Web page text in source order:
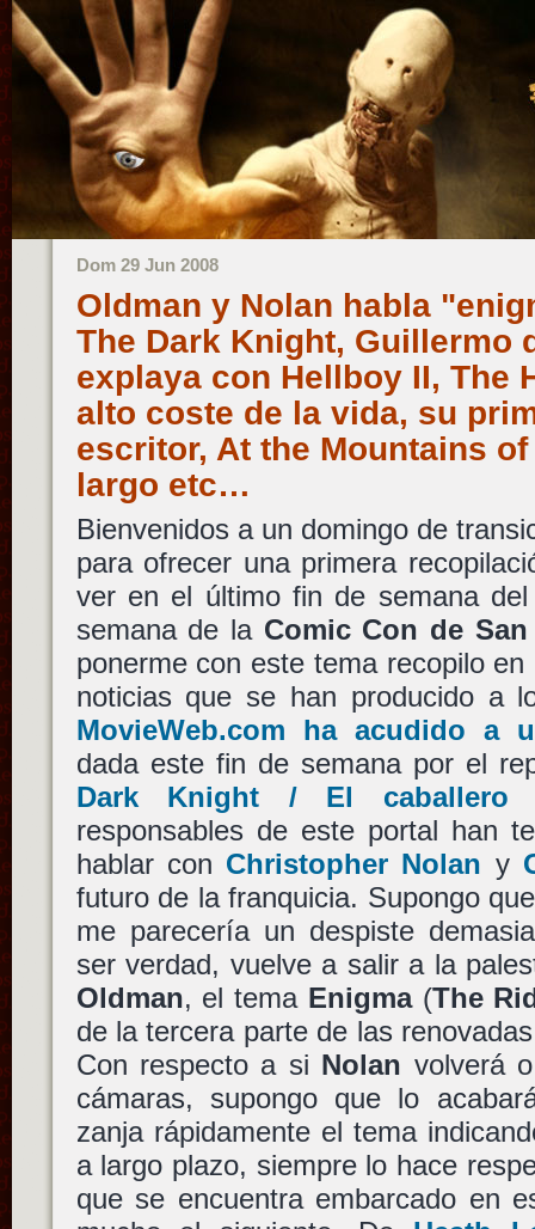
Dom 29 Jun 2008
Oldman y Nolan habla
The Dark Knight, Guillermo
explaya con Hellboy II, The
alto coste de la vida, su
escritor, At the Mountains
largo etc…
Bienvenidos a un domingo de
para ofrecer una primera
ver en el último fin de semana
semana de la Comic Con de San
ponerme con este tema recopilo
noticias que se han producido a
MovieWeb.com ha acudido a
dada este fin de semana por el
Dark Knight / El caballero
responsables de este portal han
hablar con Christopher Nolan y
futuro de la franquicia. Supongo
me parecería un despiste
ser verdad, vuelve a salir a la
Oldman, el tema Enigma(The
de la tercera parte de las
Con respecto a si Nolan volverá
cámaras, supongo que lo
zanja rápidamente el tema
a largo plazo, siempre lo hace
que se encuentra embarcado en